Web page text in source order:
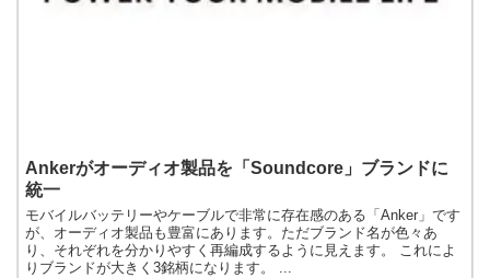
Ankerがオーディオ製品を「Soundcore」ブランドに
統一
モバイルバッテリーやケーブルで非常に存在感のある「Anker」です
が、オーディオ製品も豊富にあります。ただブランド名が色々あ
り、それぞれを分かりやすく再編成するように見えます。 これによ
りブランドが大きく3銘柄になります。 ...